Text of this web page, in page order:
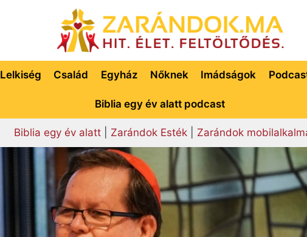
Lelkiség Család Egyház Nőknek Imádságok
Biblia egy év alatt podcast
Biblia egy év alatt| Zarándok Esték| Zarándok